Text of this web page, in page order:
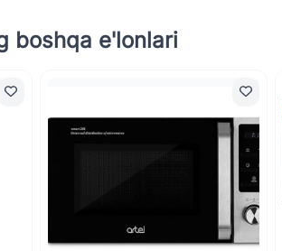
boshqa e'lonlari